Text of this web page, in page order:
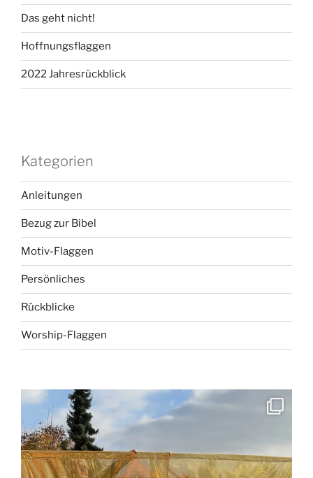
Das geht nicht!
Hoffnungsflaggen
2022 Jahresrückblick
Kategorien
Anleitungen
Bezug zur Bibel
Motiv-Flaggen
Persönliches
Rückblicke
Worship-Flaggen